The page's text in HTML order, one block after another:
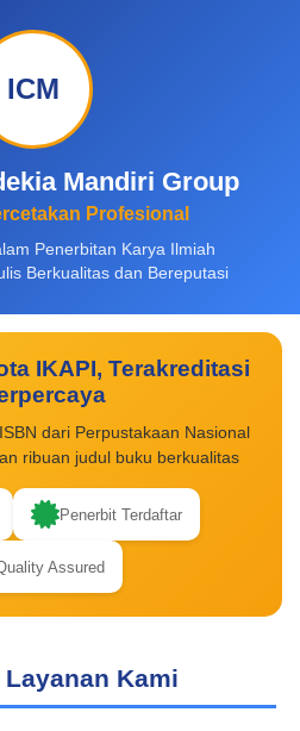
ICM
Mandiri Group
Profesional
Penerbitan Karya Ilmiah
Berkualitas dan Bereputasi
IKAPI, Terakreditasi
dari Perpustakaan Nasional
ribuan judul buku berkualitas
Penerbit Terdaftar
Assured
Layanan Kami